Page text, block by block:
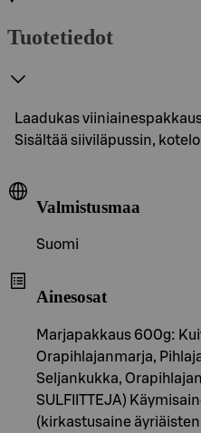
Tuotetiedot
Laadukas
Sisältää siiviläpussin,
Valmistusmaa
Suomi
Ainesosat
Marjapakkaus 600g:
Orapihlajanmarja,
Seljankukka,
SULFIITTEJA)
(kirkastusaine